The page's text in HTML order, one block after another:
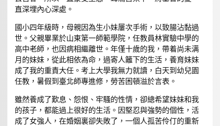
直深埋內心深處。
國小四年級時，母親因為生小妹屢次手術，以致腸沾黏過
世。父親畢業於山東第一師範學院，任教員林實驗中學的
高中老師，也因病相繼離世。年僅十歲的我，帶着尚未满
月的妹妹，從此相依為命，過寄人籬下的生活，養育妹妹
成了我的重責大任。考上大學我無力就讀，白天到幼兒園
任教，暑假到臺北師專進修，勞苦困頓溢於言表。
雖然養成了歎息、怨恨、牢騷的性情，卻總希望妹妹和我
的孩子，都能過上很好的生活。因堅忍與強勢的個性，活
成了女強人，在婚姻裏卻失敗了，一個人孤苦伶仃的重新